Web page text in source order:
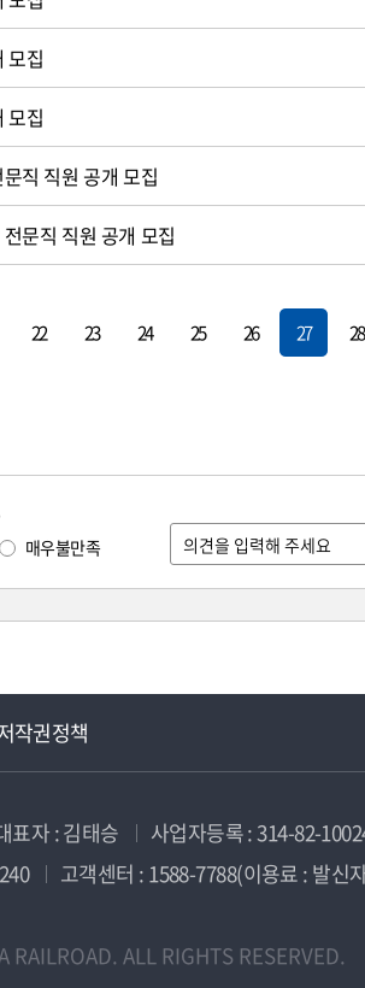
모집
모집
직 직원 공개 모집
문직 직원 공개 모집
22 23 24 25 26 27 28
매우불만족
작권정책
표자 : 김태승 사업자등록 : 314-82-
고객센터 : 1588-7788(이용료 : 발신
ALL RIGHTS RESERVED.